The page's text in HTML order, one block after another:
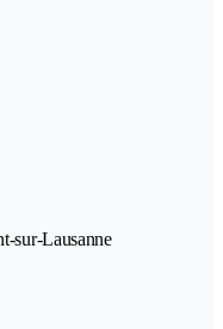
sur-Lausanne